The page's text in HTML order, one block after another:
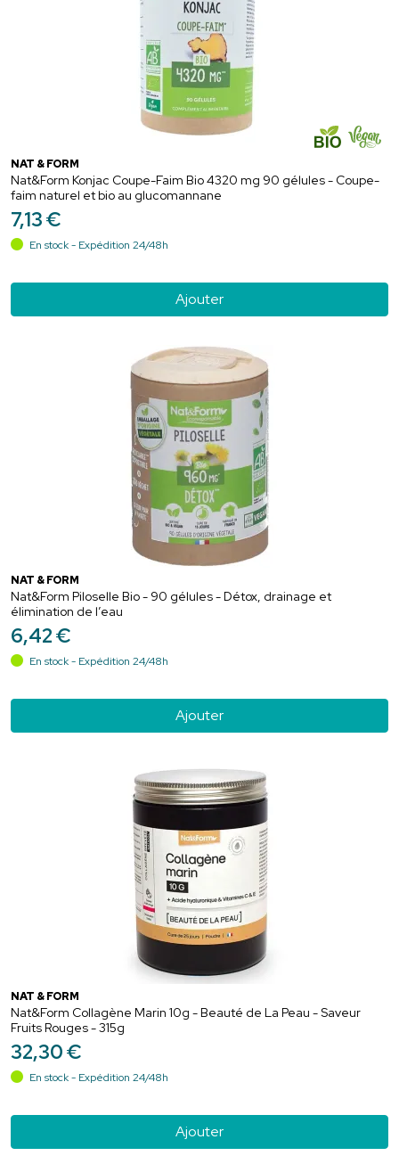
NAT & FORM
Nat&Form Konjac Coupe-Faim Bio 4320 mg 90 gélules - Coupe-
faim naturel et bio au glucomannane
7,13€
En stock - Expédition 24/48h
Ajouter
NAT & FORM
Nat&Form Piloselle Bio - 90 gélules - Détox, drainage et
élimination de l’eau
6,42€
En stock - Expédition 24/48h
Ajouter
NAT & FORM
Nat&Form Collagène Marin 10g - Beauté de La Peau - Saveur
Fruits Rouges - 315g
32,30€
En stock - Expédition 24/48h
Ajouter